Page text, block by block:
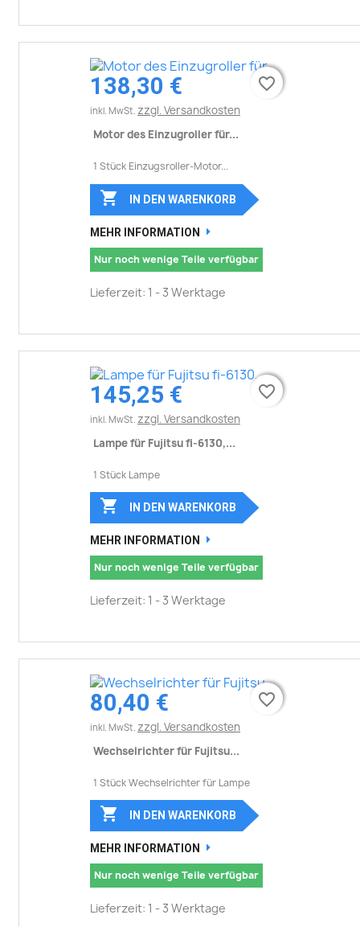
138,30 €
inkl. MwSt. zzgl. Versandkosten
Motor des Einzugroller für...
1 Stück Einzugsroller-Motor...
favorite_border
 IN DEN WARENKORB
MEHR INFORMATION
Nur noch wenige Teile verfügbar
Lieferzeit: 1 - 3 Werktage
favorite_border
145,25 €
inkl. MwSt. zzgl. Versandkosten
Lampe für Fujitsu fi-6130,...
1 Stück Lampe
favorite_border
 IN DEN WARENKORB
MEHR INFORMATION
Nur noch wenige Teile verfügbar
Lieferzeit: 1 - 3 Werktage
favorite_border
80,40 €
inkl. MwSt. zzgl. Versandkosten
Wechselrichter für Fujitsu...
1 Stück Wechselrichter für Lampe
favorite_border
 IN DEN WARENKORB
MEHR INFORMATION
Nur noch wenige Teile verfügbar
Lieferzeit: 1 - 3 Werktage
favorite_border